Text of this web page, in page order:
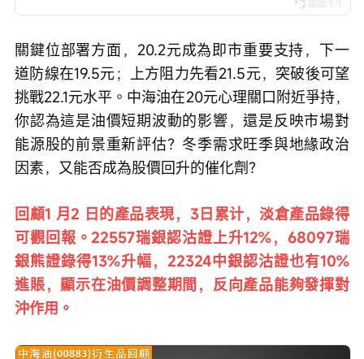
關鍵位部署方面，20.2元成為即市重要支持，下一
道防線在19.5元；上方阻力先看21.5元，突破後可望
挑戰22.1元水平。中海油在20元心理關口附近爭持，
你認為這是油價短期波動的影響，還是反映市場對
能源股的前景重新評估？冬季需求旺季與地緣政治
因素，又能否成為股價回升的催化劑？
回顧1 月2 日的產品表現，3日累计，淡倉產品錄得
可觀回報。22557瑞銀認沽證上升12%，68097瑞
銀熊證錄得13%升幅，22324中銀認沽證也有10%
進賬，顯示在油價調整期間，反向產品能夠發揮對
沖作用。